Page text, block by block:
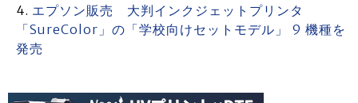
エプソン販売 大判インクジェットプリンタ
「SureColor」の「学校向けセットモデル」 9 機種を
発売